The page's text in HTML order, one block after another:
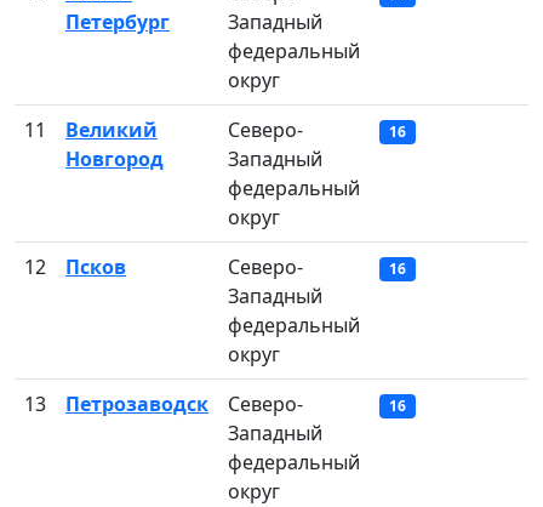
Петербург
Западный
федеральный
округ
11
Великий
Новгород
Северо-
Западный
федеральный
округ
16
12 Псков
Северо-
Западный
федеральный
округ
16
13 Петрозаводск
Северо-
Западный
федеральный
округ
16